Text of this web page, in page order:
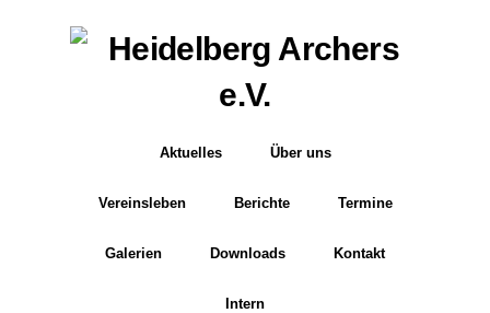
Aktuelles Über uns
Vereinsleben Berichte Termine
Galerien Downloads Kontakt
Intern